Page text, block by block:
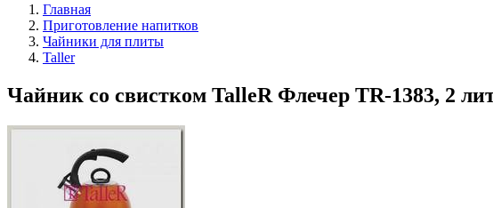
Главная
Приготовление напитков
Чайники для плиты
Taller
Чайник со свистком TalleR Флечер TR-1383, 2